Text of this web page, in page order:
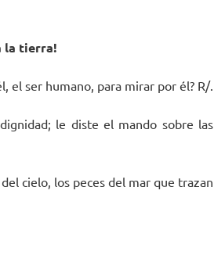
la tierra!
el ser humano, para mirar por él? R/.
le diste el mando sobre las
cielo, los peces del mar que trazan